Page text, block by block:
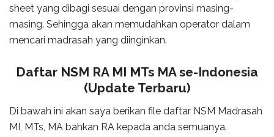
sheet yang dibagi sesuai dengan provinsi masing-
masing. Sehingga akan memudahkan operator dalam
mencari madrasah yang diinginkan.
Daftar NSM RA MI MTs MA se-Indonesia
(Update Terbaru)
Di bawah ini akan saya berikan file daftar NSM Madrasah
MI, MTs, MA bahkan RA kepada anda semuanya.